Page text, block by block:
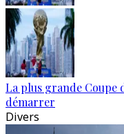
La plus grande Coupe
démarrer
Divers